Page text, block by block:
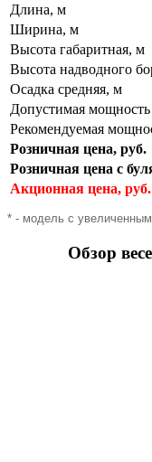
Длина, м
Ширина, м
Высота габаритная, м
Высота надводного
Осадка средняя, м
Допустимая мощность
Рекомендуемая
Розничная цена, руб.
Розничная цена с
Акционная цена, руб.
* - модель с
Обзор